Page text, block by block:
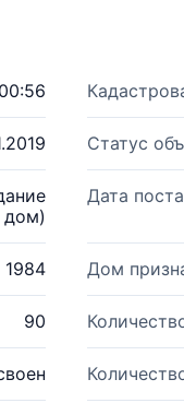
Статус
дом)
Дата
1984 Дом
90